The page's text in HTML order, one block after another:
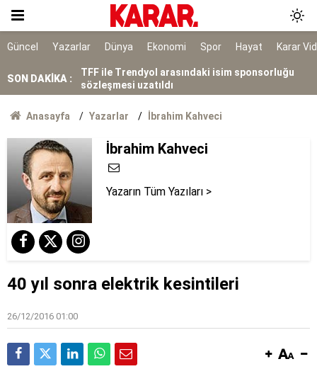
Güncel Yazarlar Dünya Ekonomi Spor Hayat Karar
SON DAKİKA :
Anadolu Otoyolu'nun İstanbul istikameti trafiğe
kapatılacak
kaybetti
TFF ile Trendyol arasındaki isim sponsorluğu
sözleşmesi uzatıldı
Antalya kıyılarında mikroplastik alarmı
Üretimi arttı, tuz oranı düşürüldü!
Anasayfa Yazarlar İbrahim Kahveci
İbrahim Kahveci
Yazarın Tüm Yazıları >
40 yıl sonra elektrik kesintileri
26/12/2016 01:00